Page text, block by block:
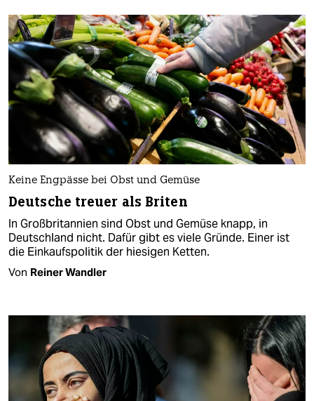
Keine Engpässe bei Obst und Gemüse
Deutsche treuer als Briten
In Großbritannien sind Obst und Gemüse knapp, in
Deutschland nicht. Dafür gibt es viele Gründe. Einer ist
die Einkaufspolitik der hiesigen Ketten.
Von Reiner Wandler